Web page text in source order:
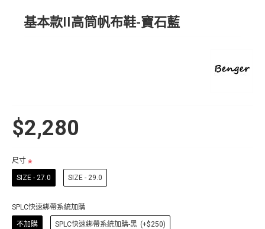
基本款II高筒帆布鞋-寶石藍
$2,280
尺寸
SIZE - 27.0 SIZE - 29.0
SPLC快速綁帶系統加購
不加購 SPLC快速綁帶系統加購-黑 (+$250)